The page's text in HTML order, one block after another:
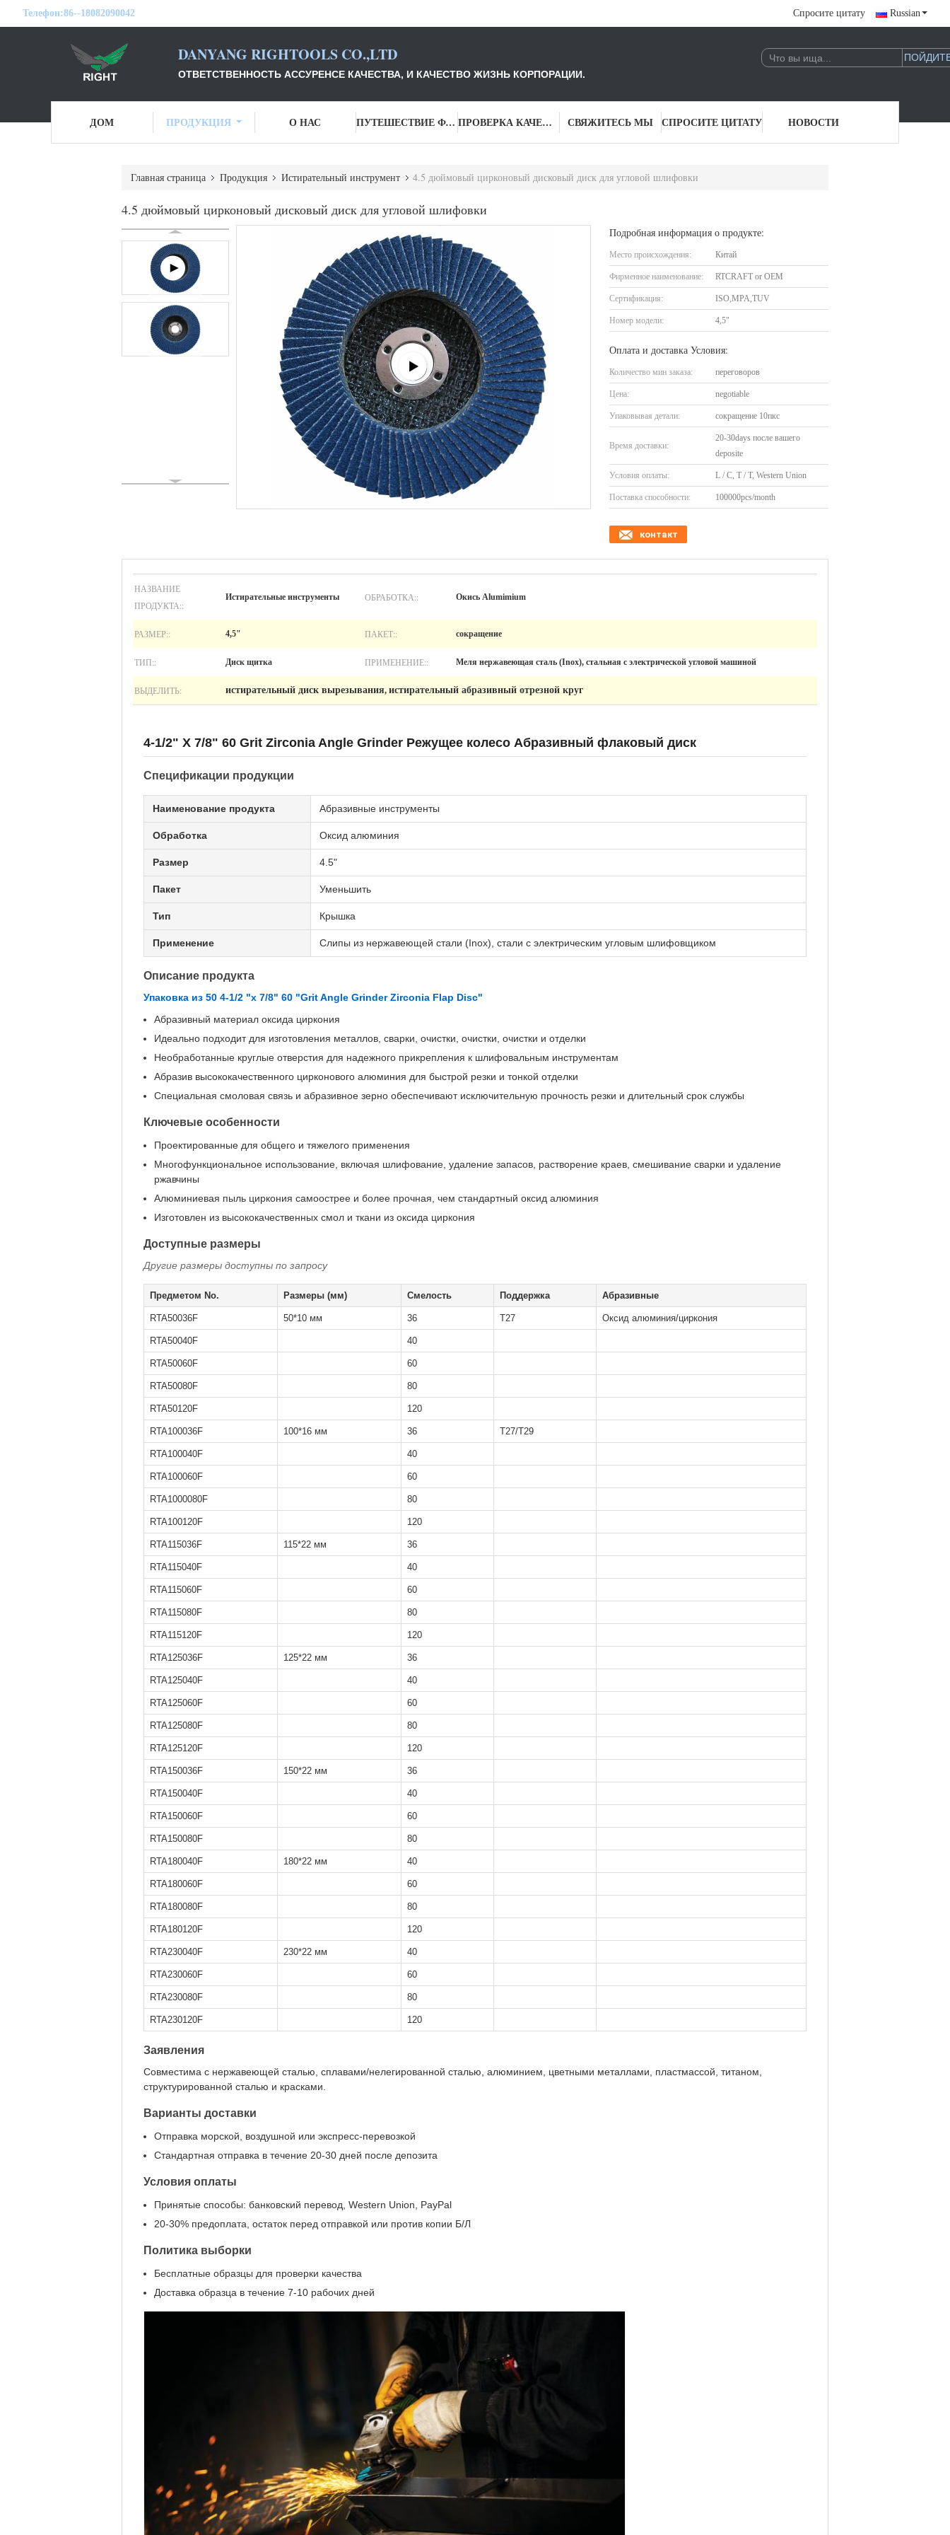
Телефон:86--18082090042 Спросите цитату Russian
DANYANG RIGHTOOLS CO.,LTD
ОТВЕТСТВЕННОСТЬ АССУРЕНСЕ КАЧЕСТВА, И КАЧЕСТВО ЖИЗНЬ КОРПОРАЦИИ.
ДОМ ПРОДУКЦИЯ О НАС ПУТЕШЕСТВИЕ ФАБРИКИ ПРОВЕРКА КАЧЕСТВА СВЯЖИТЕСЬ МЫ СПРОСИТЕ ЦИТАТУ НОВОСТИ
Главная страница Продукция Истирательный инструмент 4.5 дюймовый цирконовый дисковый диск для угловой шлифовки
4.5 дюймовый цирконовый дисковый диск для угловой шлифовки
Подробная информация о продукте:
Место происхождения: Китай
Фирменное наименование: RTCRAFT or OEM
Сертификация: ISO,MPA,TUV
Номер модели: 4,5"
Оплата и доставка Условия:
Количество мин заказа: переговоров
Цена: negotiable
Упаковывая детали: сокращение 10пкс
Время доставки:
20-30days после вашего
deposite
Условия оплаты: L / C, T / T, Western Union
Поставка способности: 100000pcs/month
контакт
НАЗВАНИЕ
ПРОДУКТА::
Истирательные инструменты ОБРАБОТКА:: Окись Alumimium
РАЗМЕР:: 4,5" ПАКЕТ:: сокращение
ТИП:: Диск щитка ПРИМЕНЕНИЕ:: Меля нержавеющая сталь (Inox), стальная с электрической угловой машиной
ВЫДЕЛИТЬ: истирательный диск вырезывания, истирательный абразивный отрезной круг
4-1/2" X 7/8" 60 Grit Zirconia Angle Grinder Режущее колесо Абразивный флаковый диск
Спецификации продукции
Наименование продукта Абразивные инструменты
Обработка Оксид алюминия
Размер 4.5"
Пакет Уменьшить
Тип Крышка
Применение Слипы из нержавеющей стали (Inox), стали с электрическим угловым шлифовщиком
Описание продукта
Упаковка из 50 4-1/2 "х 7/8" 60 "Grit Angle Grinder Zirconia Flap Disc"
Абразивный материал оксида циркония
Идеально подходит для изготовления металлов, сварки, очистки, очистки, очистки и отделки
Необработанные круглые отверстия для надежного прикрепления к шлифовальным инструментам
Абразив высококачественного цирконового алюминия для быстрой резки и тонкой отделки
Специальная смоловая связь и абразивное зерно обеспечивают исключительную прочность резки и длительный срок службы
Ключевые особенности
Проектированные для общего и тяжелого применения
Многофункциональное использование, включая шлифование, удаление запасов, растворение краев, смешивание сварки и удаление
ржавчины
Алюминиевая пыль циркония самоострее и более прочная, чем стандартный оксид алюминия
Изготовлен из высококачественных смол и ткани из оксида циркония
Доступные размеры
Другие размеры доступны по запросу
Предметом No. Размеры (мм) Смелость Поддержка Абразивные
RTA50036F 50*10 мм 36 T27 Оксид алюминия/циркония
RTA50040F 40
RTA50060F 60
RTA50080F 80
RTA50120F 120
RTA100036F 100*16 мм 36 T27/T29
RTA100040F 40
RTA100060F 60
RTA1000080F 80
RTA100120F 120
RTA115036F 115*22 мм 36
RTA115040F 40
RTA115060F 60
RTA115080F 80
RTA115120F 120
RTA125036F 125*22 мм 36
RTA125040F 40
RTA125060F 60
RTA125080F 80
RTA125120F 120
RTA150036F 150*22 мм 36
RTA150040F 40
RTA150060F 60
RTA150080F 80
RTA180040F 180*22 мм 40
RTA180060F 60
RTA180080F 80
RTA180120F 120
RTA230040F 230*22 мм 40
RTA230060F 60
RTA230080F 80
RTA230120F 120
Заявления
Совместима с нержавеющей сталью, сплавами/нелегированной сталью, алюминием, цветными металлами, пластмассой, титаном,
структурированной сталью и красками.
Варианты доставки
Отправка морской, воздушной или экспресс-перевозкой
Стандартная отправка в течение 20-30 дней после депозита
Условия оплаты
Принятые способы: банковский перевод, Western Union, PayPal
20-30% предоплата, остаток перед отправкой или против копии Б/Л
Политика выборки
Бесплатные образцы для проверки качества
Доставка образца в течение 7-10 рабочих дней